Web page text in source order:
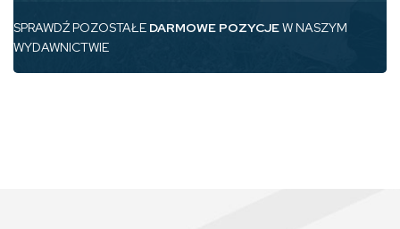
SPRAWDŹ POZOSTAŁE DARMOWE POZYCJEW NASZYM
WYDAWNICTWIE